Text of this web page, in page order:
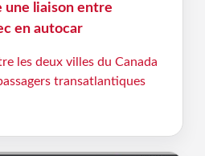
une liaison entre
en autocar
les deux villes du Canada
transatlantiques